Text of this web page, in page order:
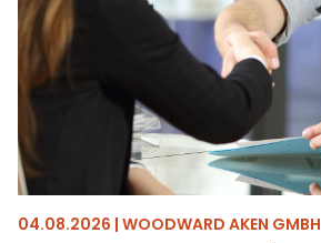
04.08.2026 | WOODWARD AKEN GMBH